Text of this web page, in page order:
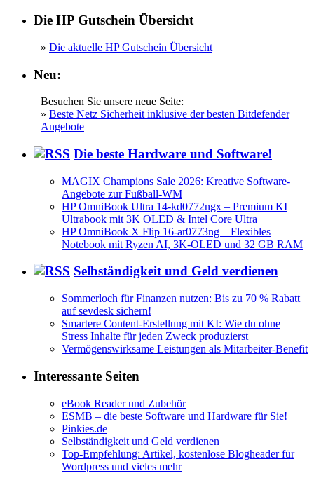
Die HP Gutschein Übersicht
» Die aktuelle HP Gutschein Übersicht
Neu:
Besuchen Sie unsere neue Seite:
» Beste Netz Sicherheit inklusive der besten Bitdefender
Angebote
Die beste Hardware und Software!
MAGIX Champions Sale 2026: Kreative Software-
Angebote zur Fußball-WM
HP OmniBook Ultra 14-kd0772ngx – Premium KI
Ultrabook mit 3K OLED & Intel Core Ultra
HP OmniBook X Flip 16-ar0773ng – Flexibles
Notebook mit Ryzen AI, 3K-OLED und 32 GB RAM
Selbständigkeit und Geld verdienen
Sommerloch für Finanzen nutzen: Bis zu 70 % Rabatt
auf sevdesk sichern!
Smartere Content-Erstellung mit KI: Wie du ohne
Stress Inhalte für jeden Zweck produzierst
Vermögenswirksame Leistungen als Mitarbeiter-Benefit
Interessante Seiten
eBook Reader und Zubehör
ESMB – die beste Software und Hardware für Sie!
Pinkies.de
Selbständigkeit und Geld verdienen
Top-Empfehlung: Artikel, kostenlose Blogheader für
Wordpress und vieles mehr